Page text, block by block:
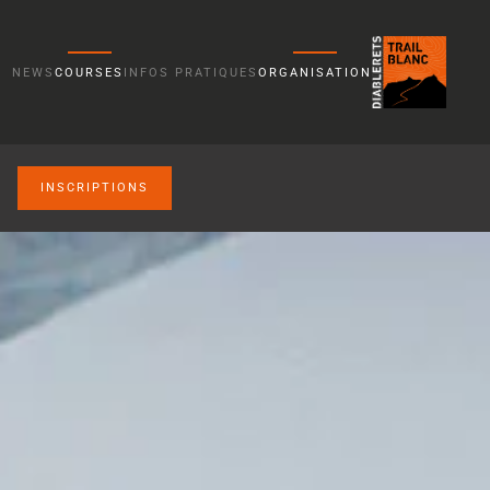
NEWS COURSES INFOS PRATIQUES ORGANISATION
INSCRIPTIONS